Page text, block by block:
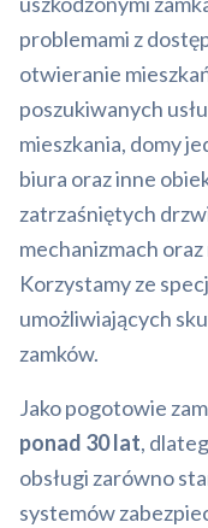
problemami z
otwieranie
poszukiwanych
mieszkania, domy
biura oraz inne
zatrzaśniętych
mechanizmach
Korzystamy ze
umożliwiających
zamków.
Jako pogotowie
ponad 30 lat,
obsługi zarówno
systemów